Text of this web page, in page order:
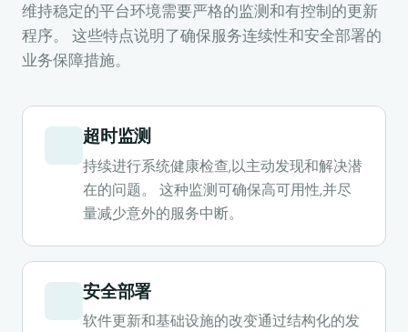
维持稳定的平台环境需要严格的监测和有控制的更新
程序。 这些特点说明了确保服务连续性和安全部署的
业务保障措施。
超时监测
持续进行系统健康检查,以主动发现和解决潜
在的问题。 这种监测可确保高可用性,并尽
量减少意外的服务中断。
安全部署
软件更新和基础设施的改变通过结构化的发